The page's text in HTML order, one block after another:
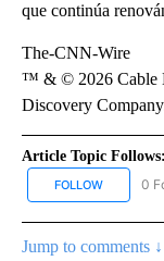
que continúa
The-CNN-Wire
™ & © 2026 Cable
Discovery
Article Topic Follows:
FOLLOW FOLLOW
0
Jump to comments ↓